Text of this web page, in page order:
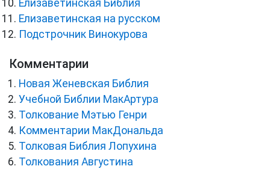
Елизаветинская Библия
Елизаветинская на русском
Подстрочник Винокурова
Комментарии
Новая Женевская Библия
Учебной Библии МакАртура
Толкование Мэтью Генри
Комментарии МакДональда
Толковая Библия Лопухина
Толкования Августина